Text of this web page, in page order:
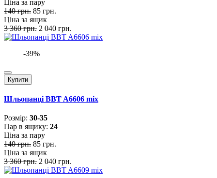
Ціна за пару
140 грн. 85 грн.
Ціна за ящик
3 360 грн. 2 040 грн.
-39%
Купити
Шльопанці BBT A6606 mix
Розмiр: 30-35
Пар в ящику: 24
Ціна за пару
140 грн. 85 грн.
Ціна за ящик
3 360 грн. 2 040 грн.